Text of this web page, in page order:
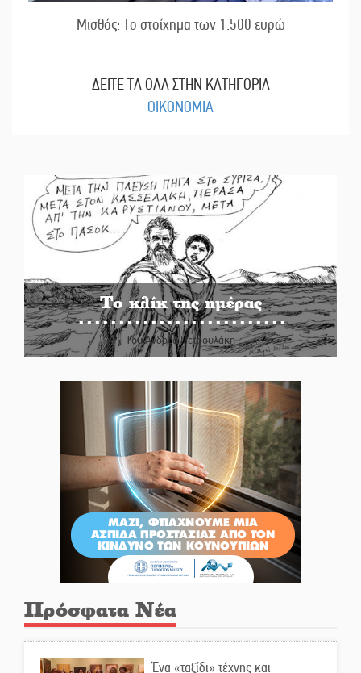
Μισθός: Το στοίχημα των 1.500 ευρώ
ΔΕΙΤΕ ΤΑ ΟΛΑ ΣΤΗΝ ΚΑΤΗΓΟΡΙΑ
ΟΙΚΟΝΟΜΙΑ
Το κλίκ της ημέρας
Του Ανδρέα Πετρουλάκη
Πρόσφατα Νέα
Ένα «ταξίδι» τέχνης και